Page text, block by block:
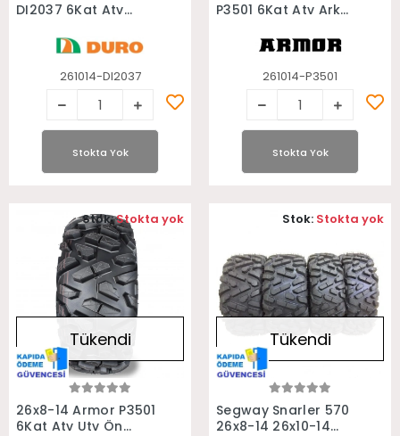
DI2037 6Kat Atv
261014-DI2037
Stokta Yok
P3501 6Kat Atv Arka
261014-P3501
Stokta Yok
Stokta Yok
Tükendi
26x8-14 Armor P3501
6Kat Atv Utv Ön
Stok:Stokta yok
Stokta Yok
Tükendi
Segway Snarler 570
26x8-14 26x10-14
Stok: Stokta yok